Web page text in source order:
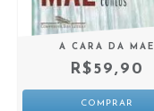
A CARA DA MAE
R$59,90